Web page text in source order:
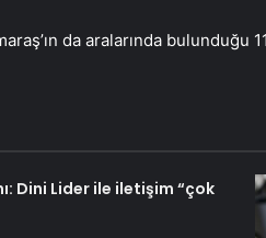
da aralarında bulunduğu
Dini Lider ile iletişim “çok